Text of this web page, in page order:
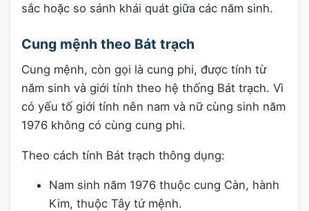
sắc hoặc so sánh khái quát giữa các năm sinh.
Cung mệnh theo Bát trạch
Cung mệnh, còn gọi là cung phi, được tính từ
năm sinh và giới tính theo hệ thống Bát trạch. Vì
có yếu tố giới tính nên nam và nữ cùng sinh năm
1976 không có cùng cung phi.
Theo cách tính Bát trạch thông dụng:
Nam sinh năm 1976 thuộc cung Càn, hành
Kim, thuộc Tây tứ mệnh.